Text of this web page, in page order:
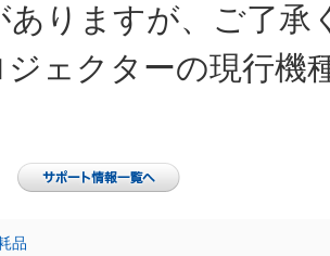
ありますが、ご了承
ジェクターの現行機
品